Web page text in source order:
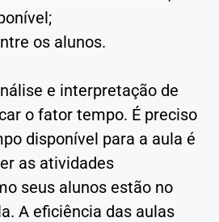
os alunos.
e interpretação de
o fator tempo. É preciso
disponível para a aula é
as atividades
seus alunos estão no
A eficiência das aulas